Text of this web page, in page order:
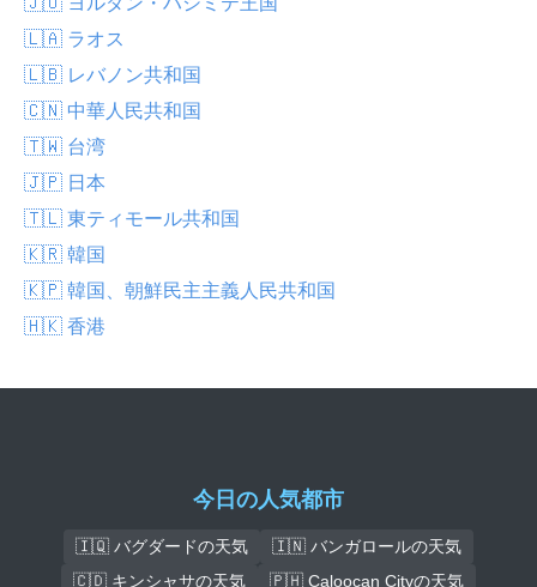
🇱🇦 ラオス
🇱🇧 レバノン共和国
🇨🇳 中華人民共和国
🇹🇼 台湾
🇯🇵 日本
🇹🇱 東ティモール共和国
🇰🇷 韓国
🇰🇵 韓国、朝鮮民主主義人民共和国
🇭🇰 香港
今日の人気都市
🇮🇶 バグダードの天気
🇮🇳 バンガロールの天気
🇨🇩 キンシャサの天気
🇵🇭 Caloocan Cityの天気